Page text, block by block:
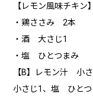
【レモン風味チキン】
・鶏ささみ 2本
・酒 大さじ1
・塩 ひとつまみ
【B】レモン汁 小
小さじ1、塩 ひと